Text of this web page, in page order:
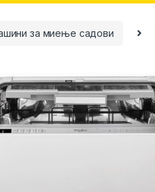
за миење садови